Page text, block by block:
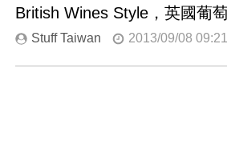
British Wines Style，英國葡
Stuff Taiwan 2013/09/08 09:21